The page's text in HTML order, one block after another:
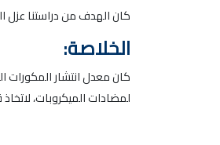
كان الهدف من دراستنا عزل
الخلاصة:
كان معدل انتشار المكورات
لمضادات الميكروبات،